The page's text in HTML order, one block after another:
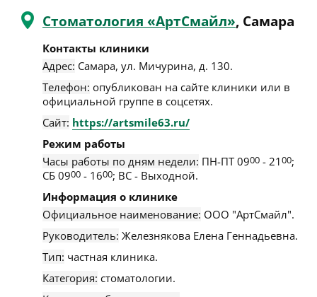
Стоматология «АртСмайл», Самара
Контакты клиники
Адрес: Самара, ул. Мичурина, д. 130.
Телефон: опубликован на сайте клиники или в
официальной группе в соцсетях.
Сайт: https://artsmile63.ru/
Режим работы
Часы работы по дням недели: ПН-ПТ 0900 - 2100;
СБ 0900 - 1600; ВС - Выходной.
Информация о клинике
Официальное наименование: ООО "АртCмайл".
Руководитель: Железнякова Елена Геннадьевна.
Тип: частная клиника.
Категория: стоматологии.